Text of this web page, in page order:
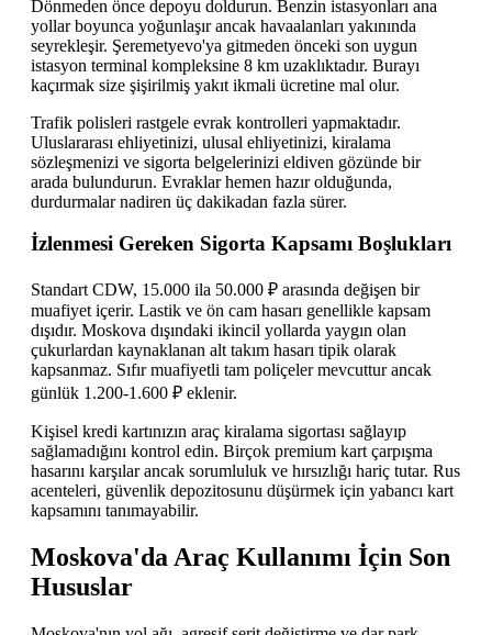
Dönmeden önce depoyu doldurun. Benzin istasyonları ana
yollar boyunca yoğunlaşır ancak havaalanları yakınında
seyrekleşir. Şeremetyevo'ya gitmeden önceki son uygun
istasyon terminal kompleksine 8 km uzaklıktadır. Burayı
kaçırmak size şişirilmiş yakıt ikmali ücretine mal olur.
Trafik polisleri rastgele evrak kontrolleri yapmaktadır.
Uluslararası ehliyetinizi, ulusal ehliyetinizi, kiralama
sözleşmenizi ve sigorta belgelerinizi eldiven gözünde bir
arada bulundurun. Evraklar hemen hazır olduğunda,
durdurmalar nadiren üç dakikadan fazla sürer.
İzlenmesi Gereken Sigorta Kapsamı Boşlukları
Standart CDW, 15.000 ila 50.000 ₽ arasında değişen bir
muafiyet içerir. Lastik ve ön cam hasarı genellikle kapsam
dışıdır. Moskova dışındaki ikincil yollarda yaygın olan
çukurlardan kaynaklanan alt takım hasarı tipik olarak
kapsanmaz. Sıfır muafiyetli tam poliçeler mevcuttur ancak
günlük 1.200-1.600 ₽ eklenir.
Kişisel kredi kartınızın araç kiralama sigortası sağlayıp
sağlamadığını kontrol edin. Birçok premium kart çarpışma
hasarını karşılar ancak sorumluluk ve hırsızlığı hariç tutar. Rus
acenteleri, güvenlik depozitosunu düşürmek için yabancı kart
kapsamını tanımayabilir.
Moskova'da Araç Kullanımı İçin Son
Hususlar